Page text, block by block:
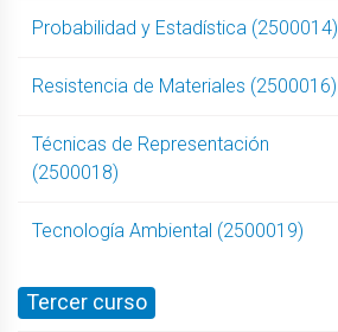
Probabilidad y Estadística (2500014)
Resistencia de Materiales (2500016)
Técnicas de Representación
(2500018)
Tecnología Ambiental (2500019)
Tercer curso